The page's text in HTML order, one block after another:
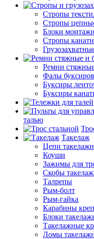
Стропы
Стропы
Блоки
Стропы
Ремни
Фалы
Буксиры
Буксиры
талью
Такелаж
Цепи
Коуши
Зажимы для
Скобы
Талрепы
Рым-болт
Рым-гайка
Карабины
Блоки
Такелажные
Ломы